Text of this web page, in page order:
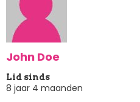
John Doe
Lid sinds
8 jaar 4 maanden